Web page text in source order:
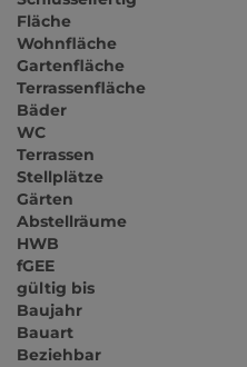
Fläche
Wohnfläche
Gartenfläche
Terrassenfläche
Bäder
WC
Terrassen
Stellplätze
Gärten
Abstellräume
HWB
fGEE
gültig bis
Baujahr
Bauart
Beziehbar